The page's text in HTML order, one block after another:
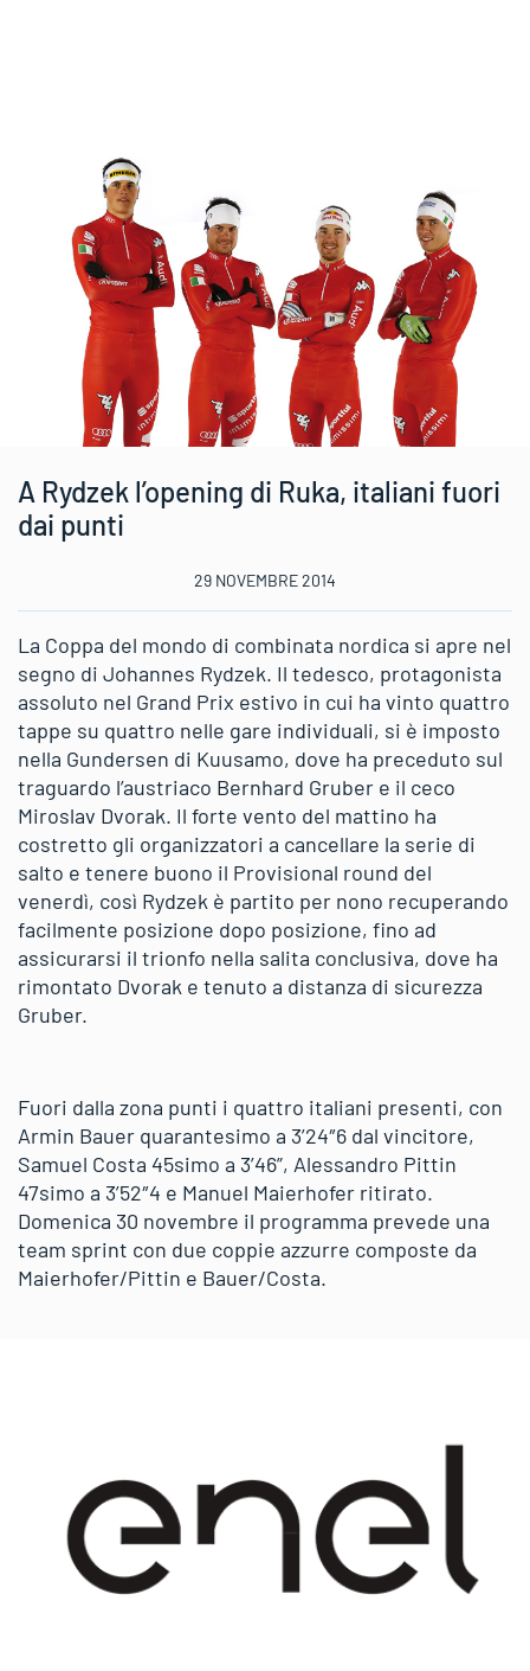
A Rydzek l’opening di Ruka, italiani fuori
dai punti
29 NOVEMBRE 2014
La Coppa del mondo di combinata nordica si apre nel
segno di Johannes Rydzek. Il tedesco, protagonista
assoluto nel Grand Prix estivo in cui ha vinto quattro
tappe su quattro nelle gare individuali, si è imposto
nella Gundersen di Kuusamo, dove ha preceduto sul
traguardo l’austriaco Bernhard Gruber e il ceco
Miroslav Dvorak. Il forte vento del mattino ha
costretto gli organizzatori a cancellare la serie di
salto e tenere buono il Provisional round del
venerdì, così Rydzek è partito per nono recuperando
facilmente posizione dopo posizione, fino ad
assicurarsi il trionfo nella salita conclusiva, dove ha
rimontato Dvorak e tenuto a distanza di sicurezza
Gruber.
Fuori dalla zona punti i quattro italiani presenti, con
Armin Bauer quarantesimo a 3’24″6 dal vincitore,
Samuel Costa 45simo a 3’46”, Alessandro Pittin
47simo a 3’52″4 e Manuel Maierhofer ritirato.
Domenica 30 novembre il programma prevede una
team sprint con due coppie azzurre composte da
Maierhofer/Pittin e Bauer/Costa.